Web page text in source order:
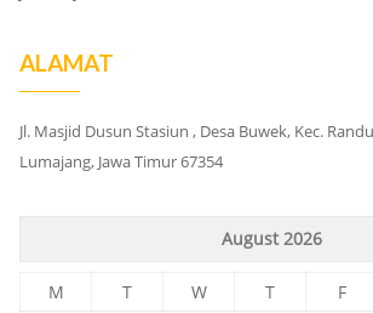
ALAMAT
Jl. Masjid Dusun Stasiun , Desa Buwek, Kec.
Lumajang, Jawa Timur 67354
August 2026
M T W T F